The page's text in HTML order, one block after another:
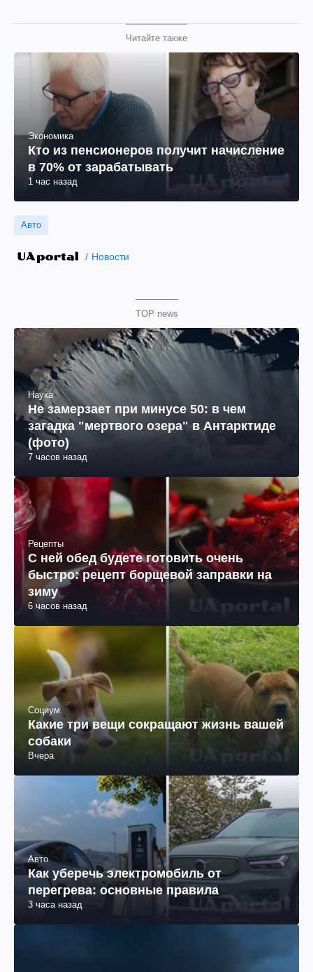
Читайте также
Экономика
Кто из пенсионеров получит начисление
в 70% от зарабатывать
1 час назад
Авто
Новости
TOP news
Наука
Не замерзает при минусе 50: в чем
загадка "мертвого озера" в Антарктиде
(фото)
7 часов назад
Рецепты
С ней обед будете готовить очень
быстро: рецепт борщевой заправки на
зиму
6 часов назад
Социум
Какие три вещи сокращают жизнь вашей
собаки
Вчера
Авто
Как уберечь электромобиль от
перегрева: основные правила
3 часа назад